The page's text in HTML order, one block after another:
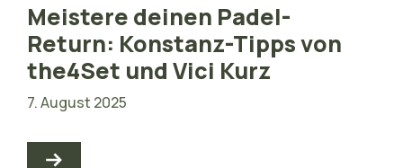
Meistere deinen Padel-
Return: Konstanz-Tipps von
the4Set und Vici Kurz
7. August 2025